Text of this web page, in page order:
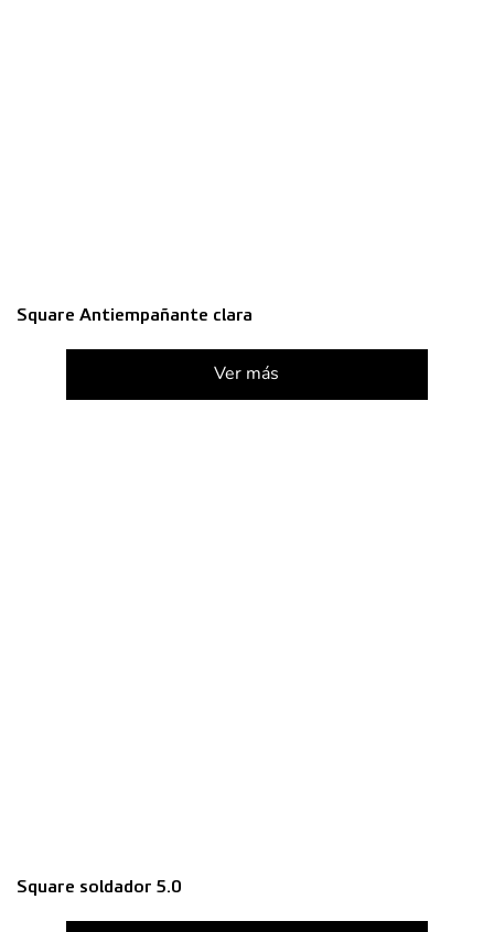
Square Antiempañante clara
Ver más
Square soldador 5.0